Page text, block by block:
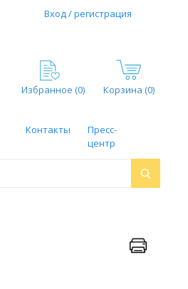
Вход / регистрация
Избранное (0) Корзина (0)
Контакты
Пресс-
центр